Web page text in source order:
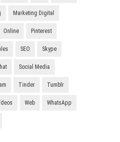
Marketing Digital
Online Pinterest
SEO Skype
Social Media
Tinder Tumblr
Web WhatsApp